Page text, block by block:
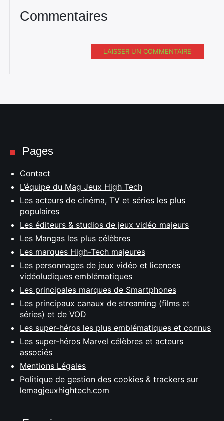
Commentaires
LAISSER UN COMMENTAIRE
Pages
Contact
L’équipe du Mag Jeux High Tech
Les acteurs de cinéma, TV et séries les plus
populaires
Les éditeurs & studios de jeux vidéo majeurs
Les Mangas les plus célèbres
Les marques High-Tech majeures
Les personnages de jeux vidéo et licences
vidéoludiques emblématiques
Les principales marques de Smartphones
Les principaux canaux de streaming (films et
séries) et de VOD
Les super-héros les plus emblématiques et connus
Les super-héros Marvel célèbres et acteurs
associés
Mentions Légales
Politique de gestion des cookies & trackers sur
lemagjeuxhightech.com